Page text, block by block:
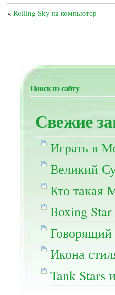
« Rolling Sky на компьютер
Поиск по сайту
Свежие
Играть в
Великий
Кто такая
Boxing Star
Говорящий
Икона
Tank Stars